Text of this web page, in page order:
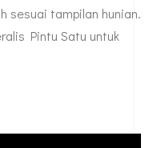
sesuai tampilan hunian.
Pintu Satu untuk